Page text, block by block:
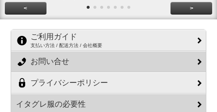
< >
ご利用ガイド
支払い方法 / 配送方法 / 会社概要
お問い合せ
プライバシーポリシー
イタグレ服の必要性